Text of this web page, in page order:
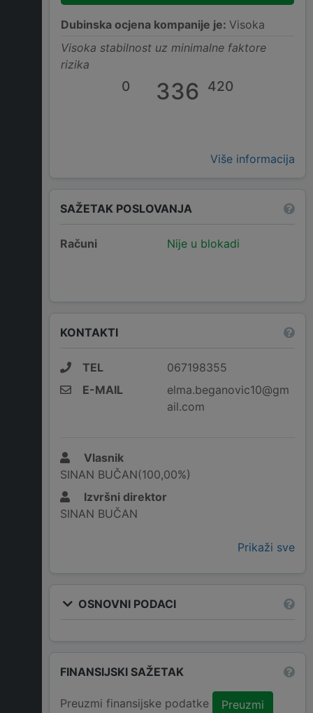
Dubinska ocjena kompanije je: Visoka
Visoka stabilnost uz minimalne faktore
rizika
0 336 420
Više informacija
SAŽETAK POSLOVANJA
Računi Nije u blokadi
KONTAKTI
TEL
067198355
E-MAIL
elma.beganovic10@gm
ail.com
Vlasnik
SINAN BUČAN(100,00%)
Izvršni direktor
SINAN BUČAN
Prikaži sve
OSNOVNI PODACI
FINANSIJSKI SAŽETAK
Preuzmi finansijske podatke Preuzmi